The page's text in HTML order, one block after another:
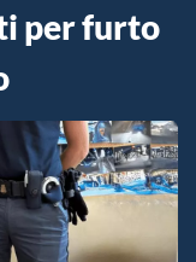
per furto